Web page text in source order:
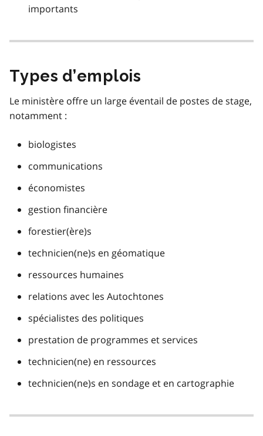
importants
Types d’emplois
Le ministère offre un large éventail de postes de stage,
notamment :
biologistes
communications
économistes
gestion financière
forestier(ère)s
technicien(ne)s en géomatique
ressources humaines
relations avec les Autochtones
spécialistes des politiques
prestation de programmes et services
technicien(ne) en ressources
technicien(ne)s en sondage et en cartographie